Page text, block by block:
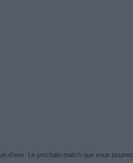
d’eux. Le prochain match que vous pourrez